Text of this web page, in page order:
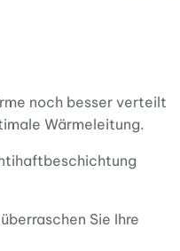
noch besser verteilt
Wärmeleitung.
Sie Ihre